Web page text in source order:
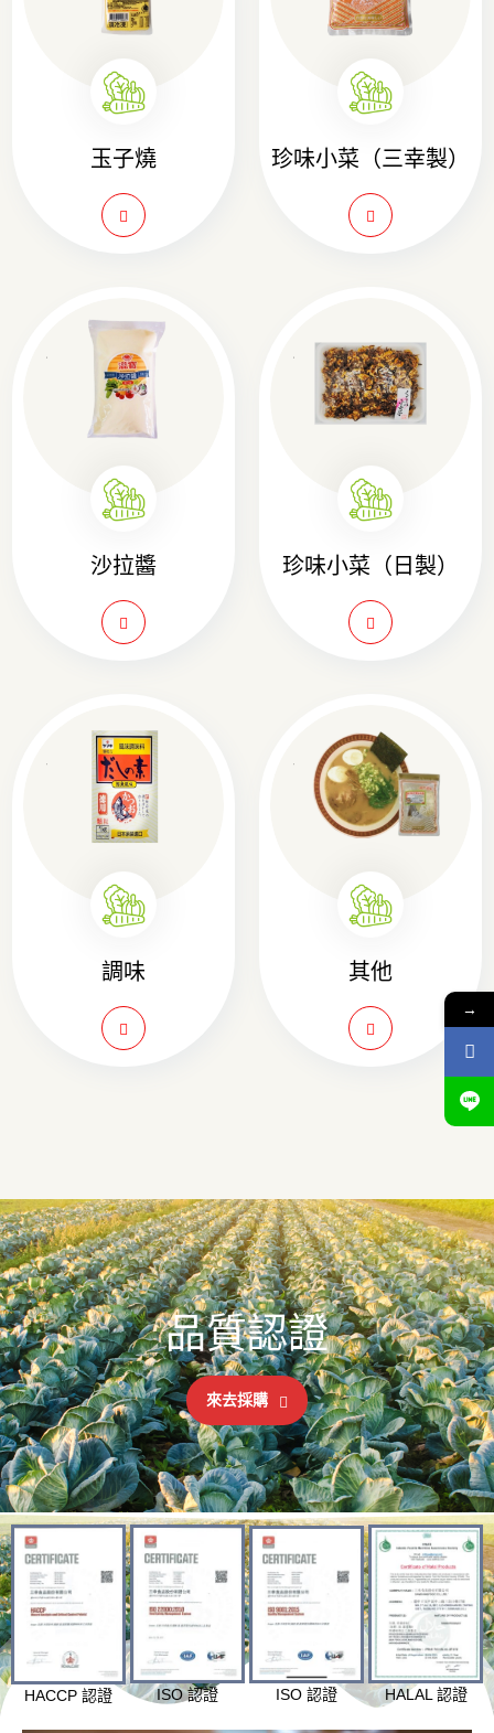
玉子燒 珍味小菜（三幸製）
沙拉醬 珍味小菜（日製）
調味 其他
品質認證
來去採購
HACCP 認證 ISO 認證 ISO 認證 HALAL 認證
→